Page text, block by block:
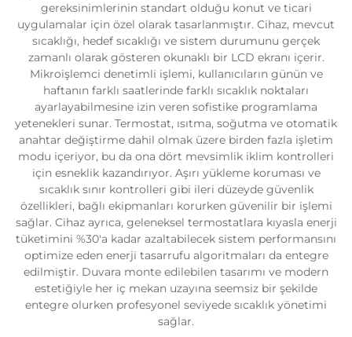
gereksinimlerinin standart olduğu konut ve ticari
uygulamalar için özel olarak tasarlanmıştır. Cihaz, mevcut
sıcaklığı, hedef sıcaklığı ve sistem durumunu gerçek
zamanlı olarak gösteren okunaklı bir LCD ekranı içerir.
Mikroişlemci denetimli işlemi, kullanıcıların günün ve
haftanın farklı saatlerinde farklı sıcaklık noktaları
ayarlayabilmesine izin veren sofistike programlama
yetenekleri sunar. Termostat, ısıtma, soğutma ve otomatik
anahtar değiştirme dahil olmak üzere birden fazla işletim
modu içeriyor, bu da ona dört mevsimlik iklim kontrolleri
için esneklik kazandırıyor. Aşırı yükleme koruması ve
sıcaklık sınır kontrolleri gibi ileri düzeyde güvenlik
özellikleri, bağlı ekipmanları korurken güvenilir bir işlemi
sağlar. Cihaz ayrıca, geleneksel termostatlara kıyasla enerji
tüketimini %30'a kadar azaltabilecek sistem performansını
optimize eden enerji tasarrufu algoritmaları da entegre
edilmiştir. Duvara monte edilebilen tasarımı ve modern
estetiğiyle her iç mekan uzayına seemsiz bir şekilde
entegre olurken profesyonel seviyede sıcaklık yönetimi
sağlar.